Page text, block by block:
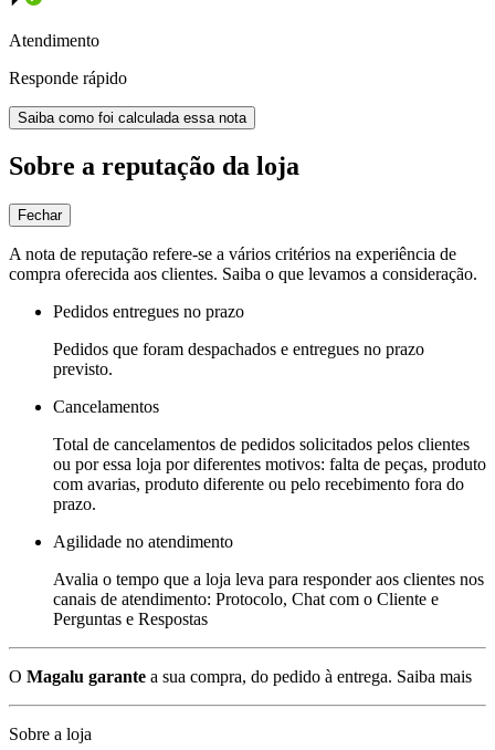
Atendimento
Responde rápido
Saiba como foi calculada essa nota
Sobre a reputação da loja
Fechar
A nota de reputação refere-se a vários critérios na experiência de
compra oferecida aos clientes. Saiba o que levamos a consideração.
Pedidos entregues no prazo
Pedidos que foram despachados e entregues no prazo
previsto.
Cancelamentos
Total de cancelamentos de pedidos solicitados pelos clientes
ou por essa loja por diferentes motivos: falta de peças, produto
com avarias, produto diferente ou pelo recebimento fora do
prazo.
Agilidade no atendimento
Avalia o tempo que a loja leva para responder aos clientes nos
canais de atendimento: Protocolo, Chat com o Cliente e
Perguntas e Respostas
O Magalu garante a sua compra, do pedido à entrega. Saiba mais
Sobre a loja